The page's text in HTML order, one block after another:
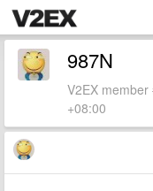
987N
V2EX
+08:00